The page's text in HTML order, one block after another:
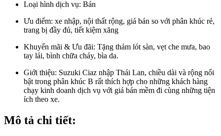
Loại hình dịch vụ: Bán
Ưu điểm: xe nhập, nội thất rộng, giá bán so với phân khúc rẻ,
trang bị đầy đủ, tiết kiệm xăng
Khuyến mãi & Ưu đãi: Tặng thảm lót sàn, vẹt che mưa, bao
tay lái, bình chữa cháy, bìa da.
Giới thiệu: Suzuki Ciaz nhập Thái Lan, chiều dài và rộng nổi
bật trong phân khúc B rất thích hợp cho những khách hàng
chạy kinh doanh dịch vụ với giá bán mềm đi cùng những tiện
ích theo xe.
Mô tả chi tiết: